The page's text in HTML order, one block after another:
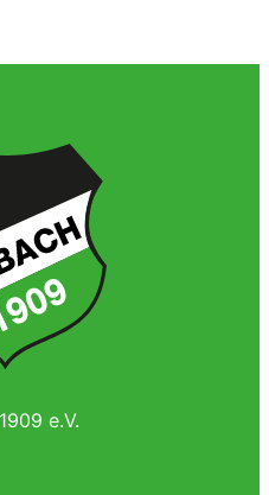
e.V.